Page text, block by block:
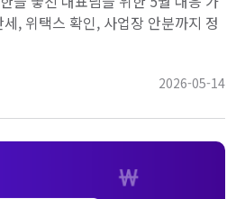
, 위택스 확인, 사업장 안분까지 정
2026-05-14